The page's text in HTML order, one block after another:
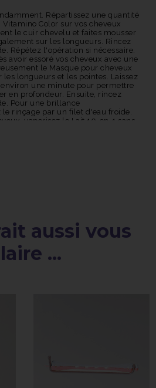
: contrôle les frisottis et prévient
heures. En utilisant le lait 10-en-1
d'un soin complet qui
protège et sublime vos cheveux
Répartissez une quantité
Color sur vos cheveux
le cuir chevelu et faites mousser
sur les longueurs. Rincez
Répétez l'opération si nécessaire.
avoir essoré vos cheveux avec une
le Masque pour cheveux
longueurs et les pointes. Laissez
une minute pour permettre
en profondeur. Ensuite, rincez
Pour une brillance
rinçage par un filet d'eau froide.
vaporisez le Lait 10-en-1 sans
longueurs et les pointes.
le produit à l'aide de vos mains
de bienfaits pour vos cheveux
selon vos préférences.
aussi vous
...